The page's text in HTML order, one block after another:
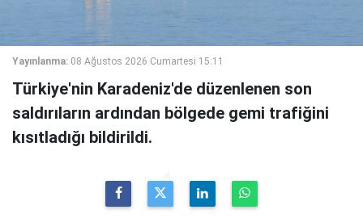
Yayınlanma: 08 Ağustos 2026 Cumartesi 15:11
Türkiye'nin Karadeniz'de düzenlenen son
saldırıların ardından bölgede gemi trafiğini
kısıtladığı bildirildi.